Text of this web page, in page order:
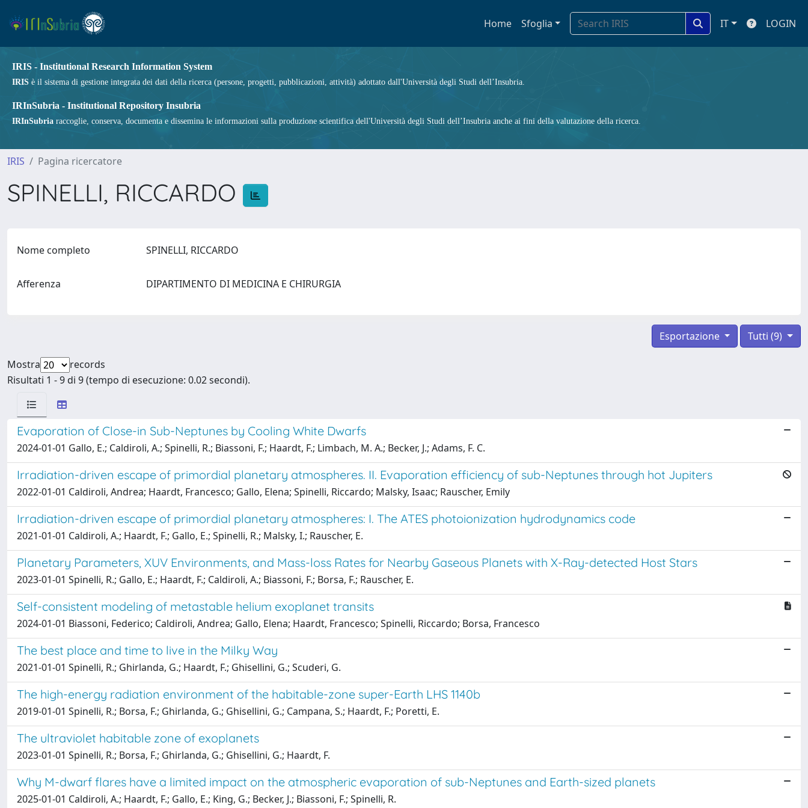
Home Sfoglia IT LOGIN
IRIS - Institutional Research Information System
IRIS è il sistema di gestione integrata dei dati della ricerca (persone, progetti, pubblicazioni, attività) adottato dall'Università degli Studi dell’Insubria.
IRInSubria - Institutional Repository Insubria
IRInSubria raccoglie, conserva, documenta e dissemina le informazioni sulla produzione scientifica dell'Università degli Studi dell’Insubria anche ai fini della valutazione della ricerca.
IRIS Pagina ricercatore
SPINELLI, RICCARDO
Nome completo SPINELLI, RICCARDO
Afferenza DIPARTIMENTO DI MEDICINA E CHIRURGIA
Tutti (9)
Esportazione
Mostra
records
Risultati 1 - 9 di 9 (tempo di esecuzione: 0.02 secondi).
Evaporation of Close-in Sub-Neptunes by Cooling White Dwarfs
2024-01-01 Gallo, E.; Caldiroli, A.; Spinelli, R.; Biassoni, F.; Haardt, F.; Limbach, M. A.; Becker, J.; Adams, F. C.
Irradiation-driven escape of primordial planetary atmospheres. II. Evaporation efficiency of sub-Neptunes through hot Jupiters
2022-01-01 Caldiroli, Andrea; Haardt, Francesco; Gallo, Elena; Spinelli, Riccardo; Malsky, Isaac; Rauscher, Emily
Irradiation-driven escape of primordial planetary atmospheres: I. The ATES photoionization hydrodynamics code
2021-01-01 Caldiroli, A.; Haardt, F.; Gallo, E.; Spinelli, R.; Malsky, I.; Rauscher, E.
Planetary Parameters, XUV Environments, and Mass-loss Rates for Nearby Gaseous Planets with X-Ray-detected Host Stars
2023-01-01 Spinelli, R.; Gallo, E.; Haardt, F.; Caldiroli, A.; Biassoni, F.; Borsa, F.; Rauscher, E.
Self-consistent modeling of metastable helium exoplanet transits
2024-01-01 Biassoni, Federico; Caldiroli, Andrea; Gallo, Elena; Haardt, Francesco; Spinelli, Riccardo; Borsa, Francesco
The best place and time to live in the Milky Way
2021-01-01 Spinelli, R.; Ghirlanda, G.; Haardt, F.; Ghisellini, G.; Scuderi, G.
The high-energy radiation environment of the habitable-zone super-Earth LHS 1140b
2019-01-01 Spinelli, R.; Borsa, F.; Ghirlanda, G.; Ghisellini, G.; Campana, S.; Haardt, F.; Poretti, E.
The ultraviolet habitable zone of exoplanets
2023-01-01 Spinelli, R.; Borsa, F.; Ghirlanda, G.; Ghisellini, G.; Haardt, F.
Why M-dwarf flares have a limited impact on the atmospheric evaporation of sub-Neptunes and Earth-sized planets
2025-01-01 Caldiroli, A.; Haardt, F.; Gallo, E.; King, G.; Becker, J.; Biassoni, F.; Spinelli, R.